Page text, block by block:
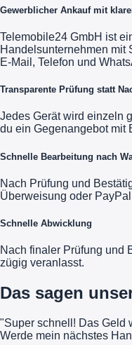
Gewerblicher Ankauf mit
Telemobile24 GmbH ist
Handelsunternehmen mit
E-Mail, Telefon und
Transparente Prüfung statt
Jedes Gerät wird einzeln
du ein Gegenangebot mit
Schnelle Bearbeitung nach
Nach Prüfung und
Überweisung oder
Schnelle Abwicklung
Nach finaler Prüfung und
zügig veranlasst.
Das sagen
"Super schnell! Das Geld
Werde mein nächstes